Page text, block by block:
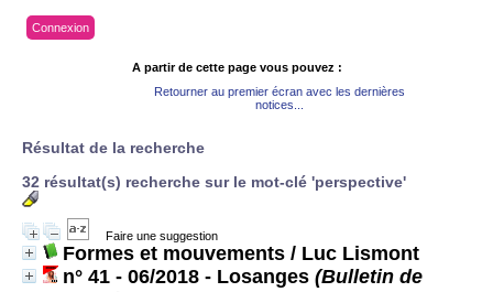
Connexion
A partir de cette page vous pouvez :
Retourner au premier écran avec les dernières
notices...
Résultat de la recherche
32 résultat(s) recherche sur le mot-clé 'perspective'
Faire une suggestion
Formes et mouvements / Luc Lismont
n° 41 - 06/2018 - Losanges (Bulletin de